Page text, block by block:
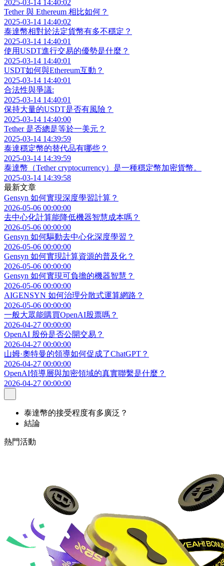
2025-03-14 14:40:02
Tether 與 Ethereum 相比如何？
2025-03-14 14:40:02
泰達幣相對於法定貨幣有多不穩定？
2025-03-14 14:40:01
使用USDT進行交易的優勢是什麼？
2025-03-14 14:40:01
USDT如何與Ethereum互動？
2025-03-14 14:40:01
合法性與爭議:
2025-03-14 14:40:01
保持大量的USDT是否有風險？
2025-03-14 14:40:00
Tether 是否總是等於一美元？
2025-03-14 14:39:59
泰達穩定幣的替代品有哪些？
2025-03-14 14:39:59
泰達幣（Tether cryptocurrency）是一種穩定幣加密貨幣。
2025-03-14 14:39:58
最新文章
Gensyn 如何實現深度學習計算？
2026-05-06 00:00:00
去中心化計算能降低機器智慧成本嗎？
2026-05-06 00:00:00
Gensyn 如何驅動去中心化深度學習？
2026-05-06 00:00:00
Gensyn 如何實現計算資源的普及化？
2026-05-06 00:00:00
Gensyn 如何實現可負擔的機器智慧？
2026-05-06 00:00:00
AIGENSYN 如何治理分散式運算網路？
2026-05-06 00:00:00
一般大眾能購買OpenAI股票嗎？
2026-04-27 00:00:00
OpenAI 股份是否公開交易？
2026-04-27 00:00:00
山姆·奧特曼的領導如何促成了ChatGPT？
2026-04-27 00:00:00
OpenAI領導層與加密領域的真實聯繫是什麼？
2026-04-27 00:00:00
泰達幣的接受程度有多廣泛？
結論
熱門活動